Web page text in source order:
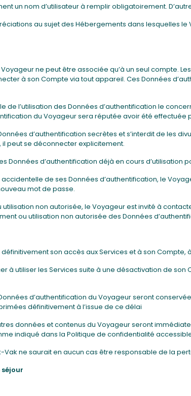
un nom d’utilisateur à remplir obligatoirement.
au sujet des Hébergements dans lesquelles
ne peut être associée qu’à un seul compte. Les
à son Compte via tout appareil. Ces Données
de l’utilisation des Données d’authentification le
du Voyageur sera réputée avoir été effectuée
d’authentification secrètes et s’interdit de les
il peut se déconnecter explicitement.
Données d’authentification déjà en cours
de ses Données d’authentification, le
mot de passe.
non autorisée, le Voyageur est invité à
ou utilisation non autorisée des Données
son accès aux Services et à son
à utiliser les Services suite à une désactivation de
d’authentification du Voyageur seront
définitivement à l’issue de ce délai
données et contenus du Voyageur seront
indiqué dans la Politique de confidentialité
ne saurait en aucun cas être responsable de la
séjour